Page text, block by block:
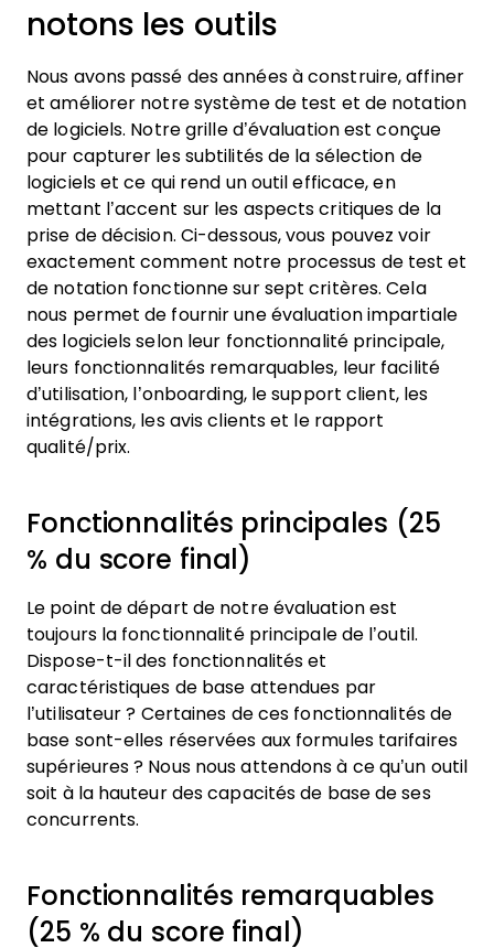
notons les outils
Nous avons passé des années à construire, affiner
et améliorer notre système de test et de notation
de logiciels. Notre grille d’évaluation est conçue
pour capturer les subtilités de la sélection de
logiciels et ce qui rend un outil efficace, en
mettant l’accent sur les aspects critiques de la
prise de décision. Ci-dessous, vous pouvez voir
exactement comment notre processus de test et
de notation fonctionne sur sept critères. Cela
nous permet de fournir une évaluation impartiale
des logiciels selon leur fonctionnalité principale,
leurs fonctionnalités remarquables, leur facilité
d’utilisation, l’onboarding, le support client, les
intégrations, les avis clients et le rapport
qualité/prix.
Fonctionnalités principales (25
% du score final)
Le point de départ de notre évaluation est
toujours la fonctionnalité principale de l’outil.
Dispose-t-il des fonctionnalités et
caractéristiques de base attendues par
l’utilisateur ? Certaines de ces fonctionnalités de
base sont-elles réservées aux formules tarifaires
supérieures ? Nous nous attendons à ce qu’un outil
soit à la hauteur des capacités de base de ses
concurrents.
Fonctionnalités remarquables
(25 % du score final)